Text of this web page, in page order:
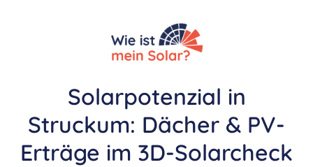
Solarpotenzial in
Struckum: Dächer & PV-
Erträge im 3D-Solarcheck